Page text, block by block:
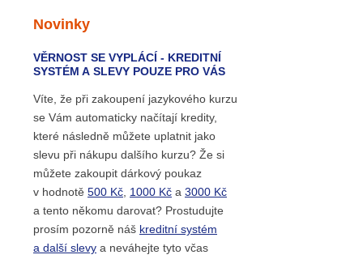
Novinky
VĚRNOST SE VYPLÁCÍ - KREDITNÍ
SYSTÉM A SLEVY POUZE PRO VÁS
Víte, že při zakoupení jazykového kurzu
se Vám automaticky načítají kredity,
které následně můžete uplatnit jako
slevu při nákupu dalšího kurzu? Že si
můžete zakoupit dárkový poukaz
v hodnotě 500 Kč, 1000 Kč a 3000 Kč
a tento někomu darovat? Prostudujte
prosím pozorně náš kreditní systém
a další slevy a neváhejte tyto včas